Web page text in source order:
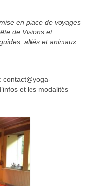
en place de voyages
de Visions et
alliés et animaux
contact@yoga-
et les modalités